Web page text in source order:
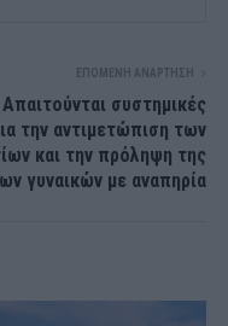
ΕΠΌΜΕΝΗ ΑΝΆΡΤΗΣΗ
συστημικές
την αντιμετώπιση των
και την πρόληψη της
γυναικών με αναπηρία